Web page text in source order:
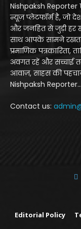
Nishpaksh Reporter
न्यूज़ प्लेटफॉर्म है, जो
और जनहित से जुड़ी हर
साथ आपके सामने
प्रमाणिक
अवगत रहें और सच्चाई
आवाज़, साहस की
Nishpaksh
Contact us:
Editorial Policy